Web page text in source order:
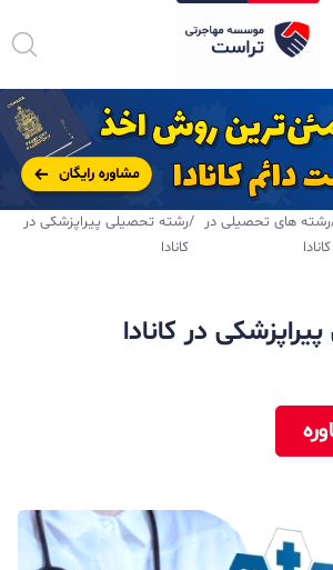
رشته های تحصیلی در
کانادا
/رشته تحصیلی پیراپزشکی در
کانادا
در کانادا